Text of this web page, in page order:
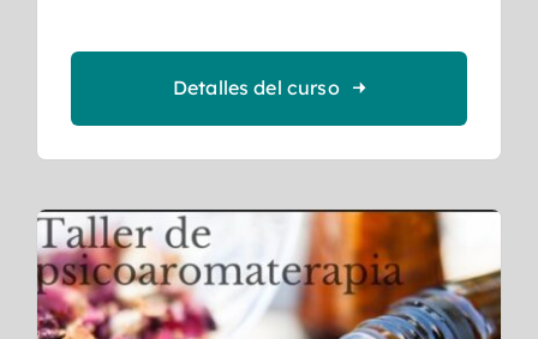
Detalles del curso